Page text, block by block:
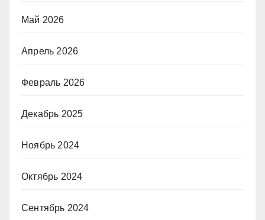
Май 2026
Апрель 2026
Февраль 2026
Декабрь 2025
Ноябрь 2024
Октябрь 2024
Сентябрь 2024